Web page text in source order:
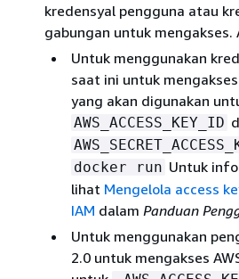
kredensyal pengguna atau
gabungan untuk mengakses.
Untuk menggunakan
saat ini untuk
yang akan digunakan
AWS_ACCESS_KEY_ID
docker run Untuk
lihat Mengelola access
IAM dalam Panduan
Untuk menggunakan
2.0 untuk mengakses